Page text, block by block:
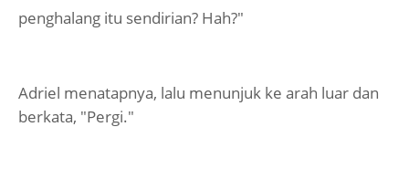
penghalang itu sendirian? Hah?"
Adriel menatapnya, lalu menunjuk ke arah luar dan
berkata, "Pergi."